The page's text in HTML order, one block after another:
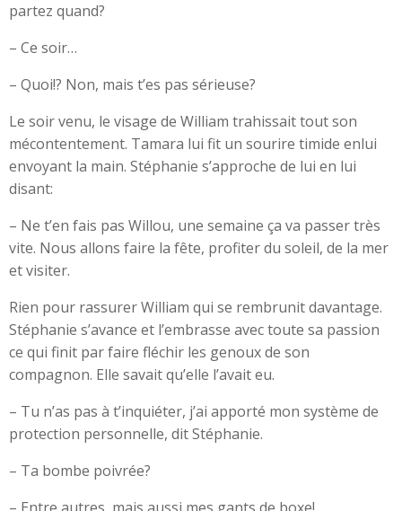
partez quand?
– Ce soir…
– Quoi!? Non, mais t’es pas sérieuse?
Le soir venu, le visage de William trahissait tout son
mécontentement. Tamara lui fit un sourire timide enlui
envoyant la main. Stéphanie s’approche de lui en lui
disant:
– Ne t’en fais pas Willou, une semaine ça va passer très
vite. Nous allons faire la fête, profiter du soleil, de la mer
et visiter.
Rien pour rassurer William qui se rembrunit davantage.
Stéphanie s’avance et l’embrasse avec toute sa passion
ce qui finit par faire fléchir les genoux de son
compagnon. Elle savait qu’elle l’avait eu.
– Tu n’as pas à t’inquiéter, j’ai apporté mon système de
protection personnelle, dit Stéphanie.
– Ta bombe poivrée?